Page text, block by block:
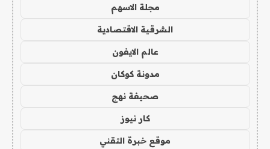
مجلة الاسهم
الشرقية الاقتصادية
عالم الايفون
مدونة كوكان
صحيفة نهج
كار نيوز
موقع خبرة التقني